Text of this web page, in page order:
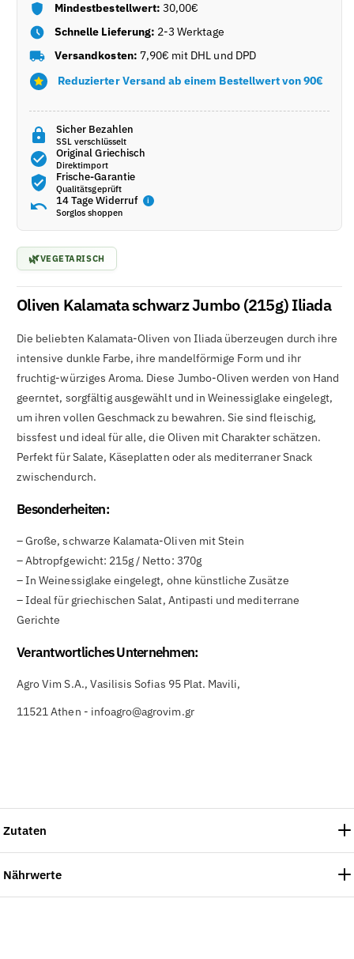
Mindestbestellwert: 30,00€
Schnelle Lieferung: 2-3 Werktage
Versandkosten: 7,90€ mit DHL und DPD
Reduzierter Versand ab einem Bestellwert von 90€
Sicher Bezahlen
SSL verschlüsselt
Original Griechisch
Direktimport
Frische-Garantie
Qualitätsgeprüft
14 Tage Widerruf i
Sorglos shoppen
🌿VEGETARISCH
Oliven Kalamata schwarz Jumbo (215g) Iliada
Die beliebten Kalamata-Oliven von Iliada überzeugen durch ihre
intensive dunkle Farbe, ihre mandelförmige Form und ihr
fruchtig-würziges Aroma. Diese Jumbo-Oliven werden von Hand
geerntet, sorgfältig ausgewählt und in Weinessiglake eingelegt,
um ihren vollen Geschmack zu bewahren. Sie sind fleischig,
bissfest und ideal für alle, die Oliven mit Charakter schätzen.
Perfekt für Salate, Käseplatten oder als mediterraner Snack
zwischendurch.
Besonderheiten:
– Große, schwarze Kalamata-Oliven mit Stein
– Abtropfgewicht: 215g / Netto: 370g
– In Weinessiglake eingelegt, ohne künstliche Zusätze
– Ideal für griechischen Salat, Antipasti und mediterrane
Gerichte
Verantwortliches Unternehmen:
Agro Vim S.A., Vasilisis Sofias 95 Plat. Mavili,
11521 Athen - infoagro@agrovim.gr
Zutaten
Nährwerte